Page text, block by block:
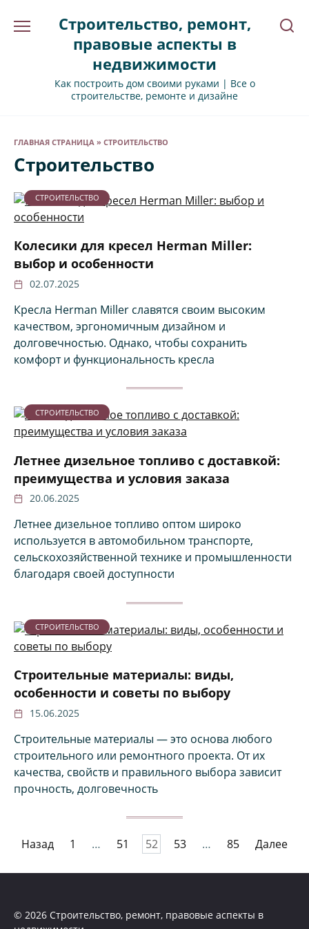
Строительство, ремонт,
правовые аспекты в
недвижимости
Как построить дом своими руками | Все о
строительстве, ремонте и дизайне
ГЛАВНАЯ СТРАНИЦА » СТРОИТЕЛЬСТВО
Строительство
СТРОИТЕЛЬСТВО
Колесики для кресел Herman Miller:
выбор и особенности
02.07.2025
Кресла Herman Miller славятся своим высоким
качеством, эргономичным дизайном и
долговечностью. Однако, чтобы сохранить
комфорт и функциональность кресла
СТРОИТЕЛЬСТВО
Летнее дизельное топливо с доставкой:
преимущества и условия заказа
20.06.2025
Летнее дизельное топливо оптом широко
используется в автомобильном транспорте,
сельскохозяйственной технике и промышленности
благодаря своей доступности
СТРОИТЕЛЬСТВО
Строительные материалы: виды,
особенности и советы по выбору
15.06.2025
Строительные материалы — это основа любого
строительного или ремонтного проекта. От их
качества, свойств и правильного выбора зависит
прочность, долговечность
Пагинация
Назад 1 … 51 52 53 … 85 Далее
© 2026 Строительство, ремонт, правовые аспекты в